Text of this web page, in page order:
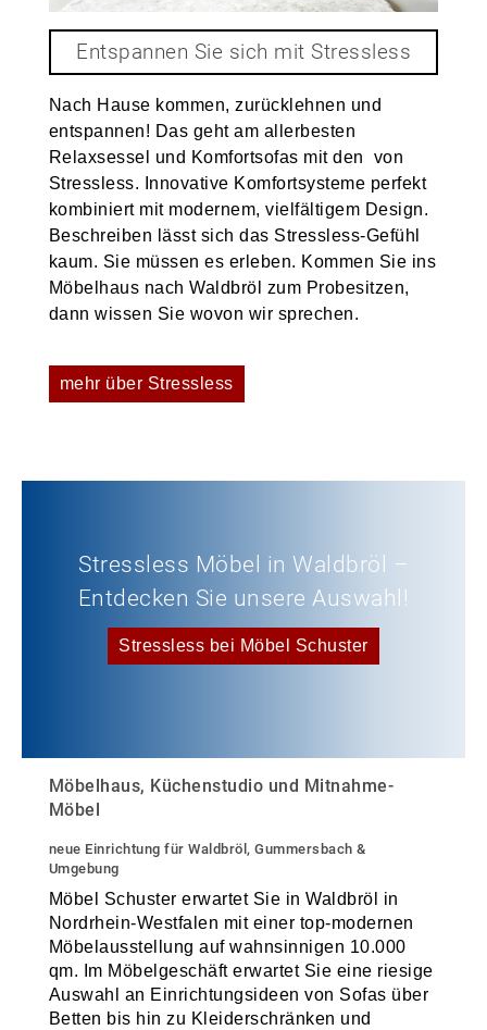
Entspannen Sie sich mit Stressless
Nach Hause kommen, zurücklehnen und
entspannen! Das geht am allerbesten
Relaxsessel und Komfortsofas mit den von
Stressless. Innovative Komfortsysteme perfekt
kombiniert mit modernem, vielfältigem Design.
Beschreiben lässt sich das Stressless-Gefühl
kaum. Sie müssen es erleben. Kommen Sie ins
Möbelhaus nach Waldbröl zum Probesitzen,
dann wissen Sie wovon wir sprechen.
mehr über Stressless
Stressless Möbel in Waldbröl –
Entdecken Sie unsere Auswahl!
Stressless bei Möbel Schuster
Möbelhaus, Küchenstudio und Mitnahme-
Möbel
neue Einrichtung für Waldbröl, Gummersbach &
Umgebung
Möbel Schuster erwartet Sie in Waldbröl in
Nordrhein-Westfalen mit einer top-modernen
Möbelausstellung auf wahnsinnigen 10.000
qm. Im Möbelgeschäft erwartet Sie eine riesige
Auswahl an Einrichtungsideen von Sofas über
Betten bis hin zu Kleiderschränken und